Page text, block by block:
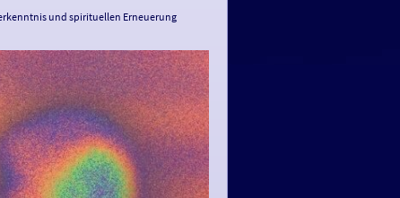
und spirituellen Erneuerung